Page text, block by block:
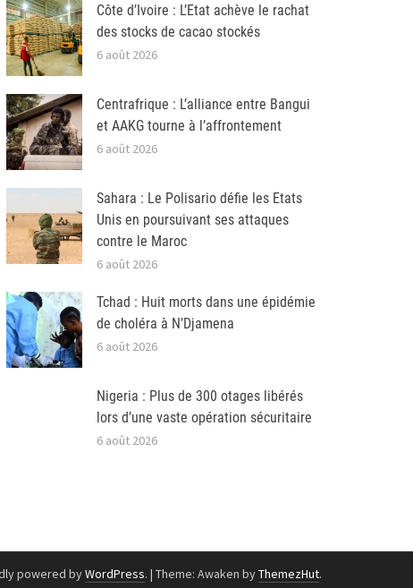
Côte d’Ivoire : L’Etat achève le rachat
des stocks de cacao stockés
6 août 2026
Centrafrique : L’alliance entre Bangui
et AAKG tourne à l’affrontement
6 août 2026
Sahara : Le Polisario défie les Etats
Unis en poursuivant ses attaques
contre le Maroc
6 août 2026
Tchad : Huit morts dans une épidémie
de choléra à N’Djamena
6 août 2026
Nigeria : Plus de 300 otages libérés
lors d’une vaste opération sécuritaire
6 août 2026
powered byWordPress. | Theme: Awaken byThemezHut.